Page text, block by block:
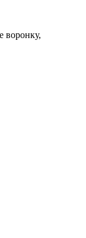
воронку,